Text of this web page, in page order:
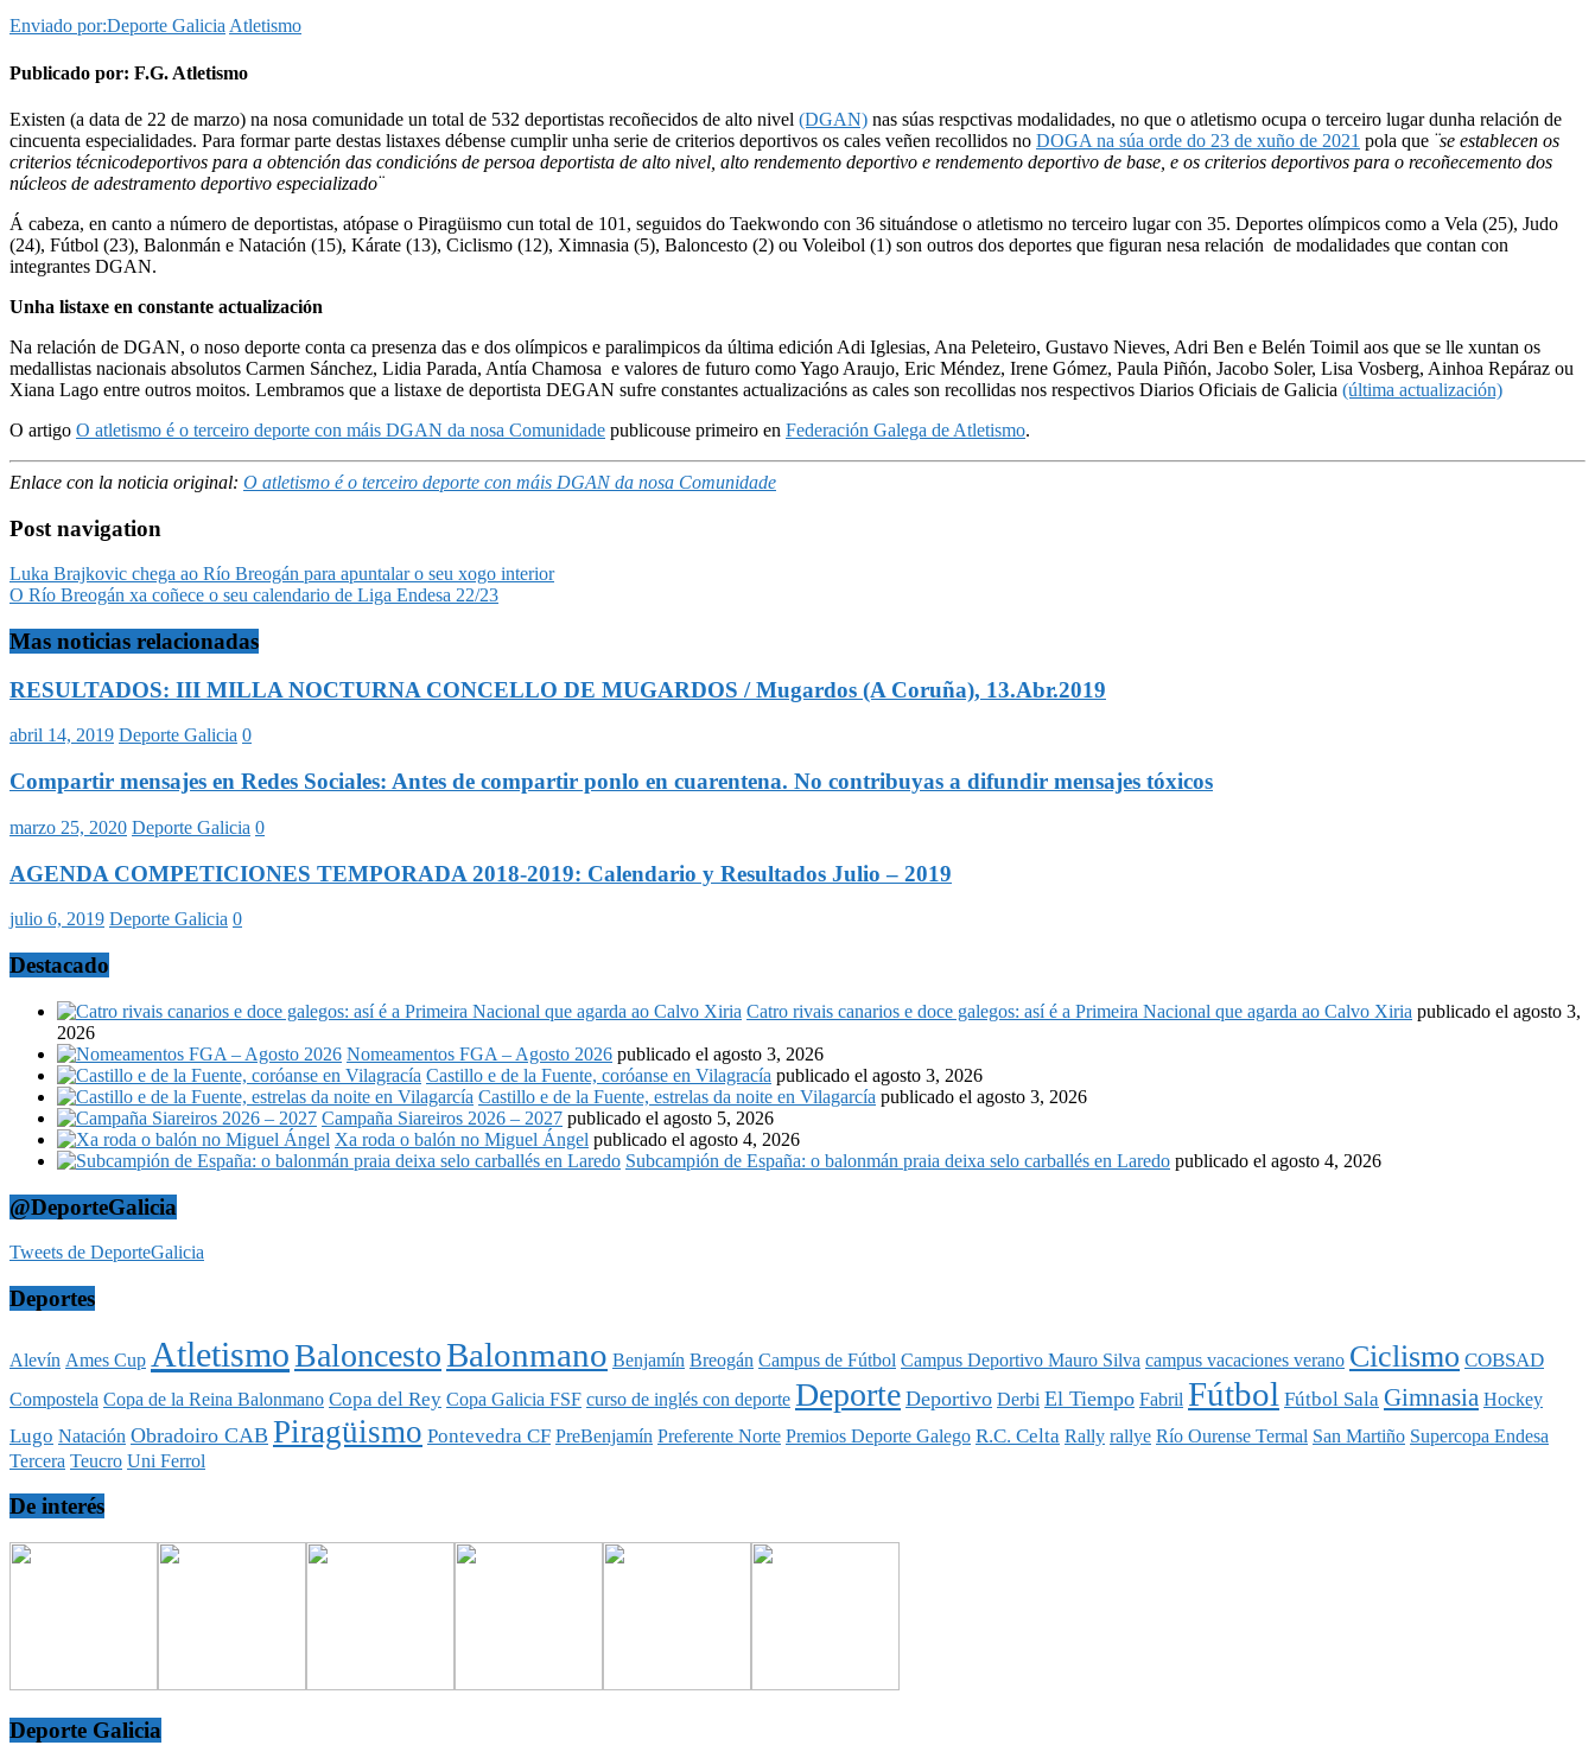
Enviado por:Deporte Galicia Atletismo
Publicado por: F.G. Atletismo
Existen (a data de 22 de marzo) na nosa comunidade un total de 532 deportistas recoñecidos de alto nivel (DGAN) nas súas respctivas modalidades, no que o atletismo ocupa o terceiro lugar dunha relación de
cincuenta especialidades. Para formar parte destas listaxes débense cumplir unha serie de criterios deportivos os cales veñen recollidos no DOGA na súa orde do 23 de xuño de 2021 pola que ¨se establecen os
criterios técnicodeportivos para a obtención das condicións de persoa deportista de alto nivel, alto rendemento deportivo e rendemento deportivo de base, e os criterios deportivos para o recoñecemento dos
núcleos de adestramento deportivo especializado¨
Á cabeza, en canto a número de deportistas, atópase o Piragüismo cun total de 101, seguidos do Taekwondo con 36 situándose o atletismo no terceiro lugar con 35. Deportes olímpicos como a Vela (25), Judo
(24), Fútbol (23), Balonmán e Natación (15), Kárate (13), Ciclismo (12), Ximnasia (5), Baloncesto (2) ou Voleibol (1) son outros dos deportes que figuran nesa relación de modalidades que contan con
integrantes DGAN.
Unha listaxe en constante actualización
Na relación de DGAN, o noso deporte conta ca presenza das e dos olímpicos e paralimpicos da última edición Adi Iglesias, Ana Peleteiro, Gustavo Nieves, Adri Ben e Belén Toimil aos que se lle xuntan os
medallistas nacionais absolutos Carmen Sánchez, Lidia Parada, Antía Chamosa e valores de futuro como Yago Araujo, Eric Méndez, Irene Gómez, Paula Piñón, Jacobo Soler, Lisa Vosberg, Ainhoa Repáraz ou
Xiana Lago entre outros moitos. Lembramos que a listaxe de deportista DEGAN sufre constantes actualizacións as cales son recollidas nos respectivos Diarios Oficiais de Galicia (última actualización)
O artigo O atletismo é o terceiro deporte con máis DGAN da nosa Comunidade publicouse primeiro en Federación Galega de Atletismo.
Enlace con la noticia original: O atletismo é o terceiro deporte con máis DGAN da nosa Comunidade
Post navigation
Luka Brajkovic chega ao Río Breogán para apuntalar o seu xogo interior
O Río Breogán xa coñece o seu calendario de Liga Endesa 22/23
Mas noticias relacionadas
RESULTADOS: III MILLA NOCTURNA CONCELLO DE MUGARDOS / Mugardos (A Coruña), 13.Abr.2019
abril 14, 2019 Deporte Galicia 0
Compartir mensajes en Redes Sociales: Antes de compartir ponlo en cuarentena. No contribuyas a difundir mensajes tóxicos
marzo 25, 2020 Deporte Galicia 0
AGENDA COMPETICIONES TEMPORADA 2018-2019: Calendario y Resultados Julio – 2019
julio 6, 2019 Deporte Galicia 0
Destacado
Catro rivais canarios e doce galegos: así é a Primeira Nacional que agarda ao Calvo Xiria publicado el agosto 3,
2026
Nomeamentos FGA – Agosto 2026 publicado el agosto 3, 2026
Castillo e de la Fuente, coróanse en Vilagracía publicado el agosto 3, 2026
Castillo e de la Fuente, estrelas da noite en Vilagarcía publicado el agosto 3, 2026
Campaña Siareiros 2026 – 2027 publicado el agosto 5, 2026
Xa roda o balón no Miguel Ángel publicado el agosto 4, 2026
Subcampión de España: o balonmán praia deixa selo carballés en Laredo publicado el agosto 4, 2026
@DeporteGalicia
Tweets de DeporteGalicia
Deportes
Alevín Ames Cup AtletismoBaloncestoBalonmano Benjamín Breogán Campus de Fútbol Campus Deportivo Mauro Silva campus vacaciones verano Ciclismo COBSAD
Compostela Copa de la Reina Balonmano Copa del Rey Copa Galicia FSF curso de inglés con deporte Deporte Deportivo Derbi El Tiempo Fabril Fútbol Fútbol Sala Gimnasia Hockey
Lugo Natación Obradoiro CAB Piragüismo Pontevedra CF PreBenjamín Preferente Norte Premios Deporte Galego R.C. Celta Rally rallye Río Ourense Termal San Martiño Supercopa Endesa
Tercera Teucro Uni Ferrol
De interés
Deporte Galicia